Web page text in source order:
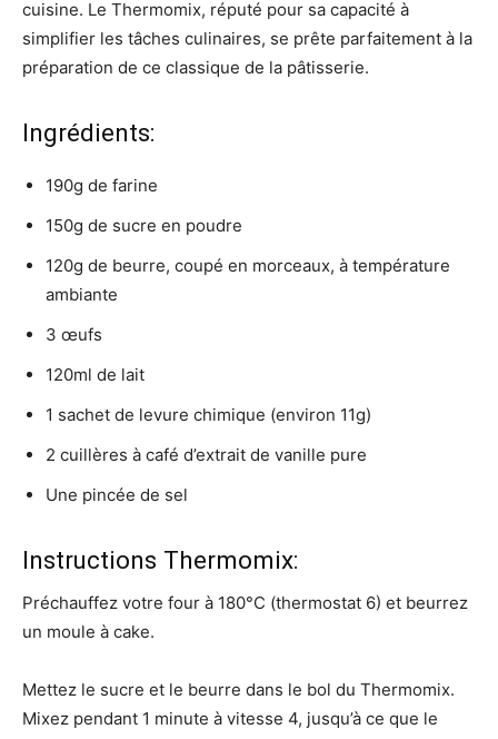
cuisine. Le Thermomix, réputé pour sa capacité à
simplifier les tâches culinaires, se prête parfaitement à la
préparation de ce classique de la pâtisserie.
Ingrédients:
190g de farine
150g de sucre en poudre
120g de beurre, coupé en morceaux, à température
ambiante
3 œufs
120ml de lait
1 sachet de levure chimique (environ 11g)
2 cuillères à café d’extrait de vanille pure
Une pincée de sel
Instructions Thermomix:
Préchauffez votre four à 180°C (thermostat 6) et beurrez
un moule à cake.
Mettez le sucre et le beurre dans le bol du Thermomix.
Mixez pendant 1 minute à vitesse 4, jusqu’à ce que le